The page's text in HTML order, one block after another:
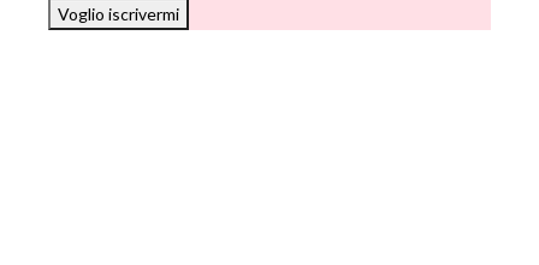
Voglio iscrivermi